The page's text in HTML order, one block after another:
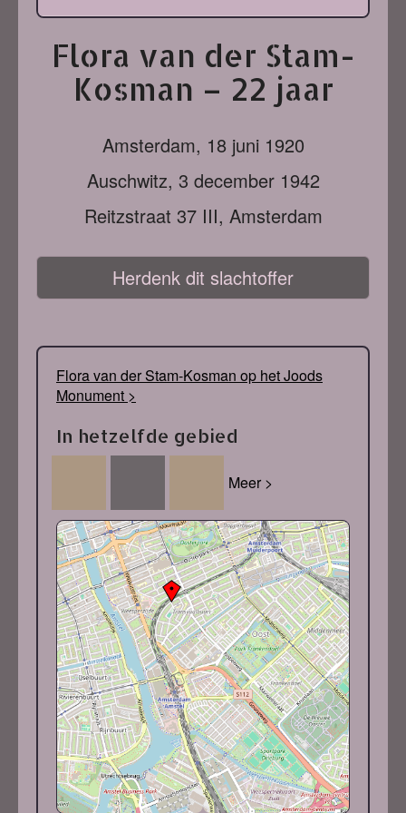
Flora van der Stam-
Kosman – 22 jaar
Amsterdam, 18 juni 1920
Auschwitz, 3 december 1942
Reitzstraat 37 III, Amsterdam
Herdenk dit slachtoffer
Flora van der Stam-Kosman op het Joods
Monument >
In hetzelfde gebied
Meer >